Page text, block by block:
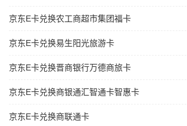
京东E卡兑换农工商超市集团福卡
京东E卡兑换易生阳光旅游卡
京东E卡兑换晋商银行万德商旅卡
京东E卡兑换商银通汇智通卡智惠卡
京东E卡兑换商联通卡